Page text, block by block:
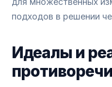
подходов в решении
Идеалы и